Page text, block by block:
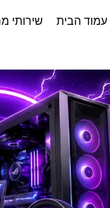
עמוד הבית שירותי